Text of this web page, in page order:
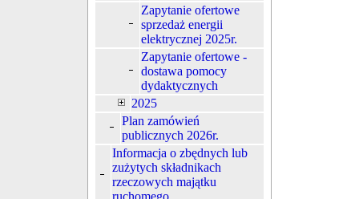
Zapytanie ofertowe
sprzedaż energii
elektrycznej 2025r.
Zapytanie ofertowe -
dostawa pomocy
dydaktycznych
2025
Plan zamówień
publicznych 2026r.
Informacja o zbędnych lub
zużytych składnikach
rzeczowych majątku
ruchomego